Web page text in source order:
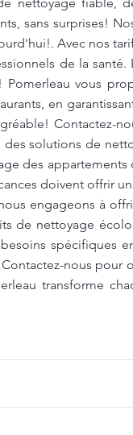
sans surprises!
Avec nos
de la
vous
en
Contactez-
solutions de
des appartements
doivent offrir
engageons à
de nettoyage
spécifiques
nous
transforme